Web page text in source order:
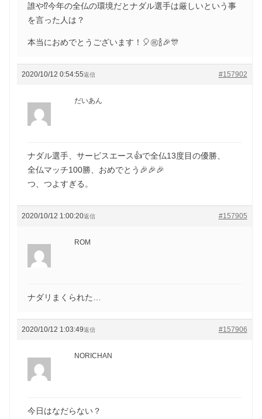
誰や⁉️今年の全仏の環境だとナダル選手は厳しいという事
を言った人は？
本当におめでとうございます！🎈㊗️🍾🎉🎊
2020/10/12 0:54:55 #157902
返信
だいあん
ナダル選手、サービスエース👍で全仏13度目の優勝、
全仏マッチ100勝、おめでとう🎉🎉🎉
つ、つよすぎる。
2020/10/12 1:00:20 #157905
返信
ROM
ナダリまくられた…
2020/10/12 1:03:49 #157906
返信
NORICHAN
今日はなだらない？